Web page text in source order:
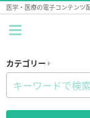
医学・医療の電子コンテンツ
カテゴリー